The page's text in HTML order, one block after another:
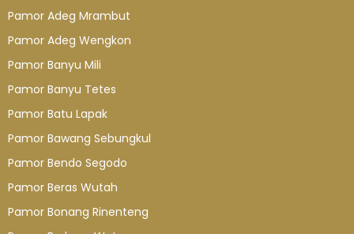
Pamor Adeg Mrambut
Pamor Adeg Wengkon
Pamor Banyu Mili
Pamor Banyu Tetes
Pamor Batu Lapak
Pamor Bawang Sebungkul
Pamor Bendo Segodo
Pamor Beras Wutah
Pamor Bonang Rinenteng